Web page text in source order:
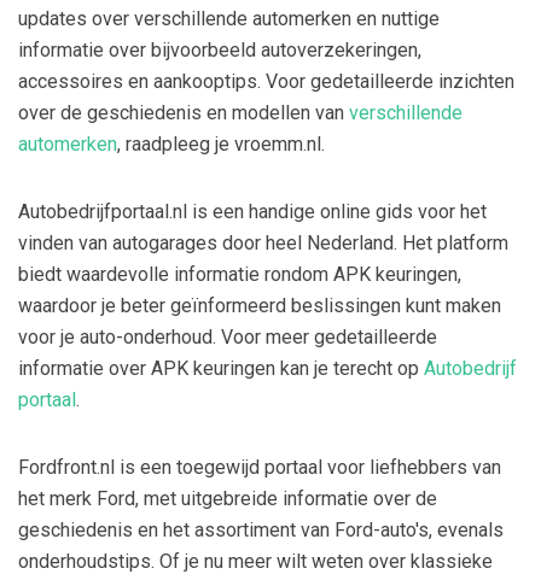
updates over verschillende automerken en nuttige
informatie over bijvoorbeeld autoverzekeringen,
accessoires en aankooptips. Voor gedetailleerde inzichten
over de geschiedenis en modellen van verschillende
automerken, raadpleeg je vroemm.nl.
Autobedrijfportaal.nl is een handige online gids voor het
vinden van autogarages door heel Nederland. Het platform
biedt waardevolle informatie rondom APK keuringen,
waardoor je beter geïnformeerd beslissingen kunt maken
voor je auto-onderhoud. Voor meer gedetailleerde
informatie over APK keuringen kan je terecht op Autobedrijf
portaal.
Fordfront.nl is een toegewijd portaal voor liefhebbers van
het merk Ford, met uitgebreide informatie over de
geschiedenis en het assortiment van Ford-auto's, evenals
onderhoudstips. Of je nu meer wilt weten over klassieke